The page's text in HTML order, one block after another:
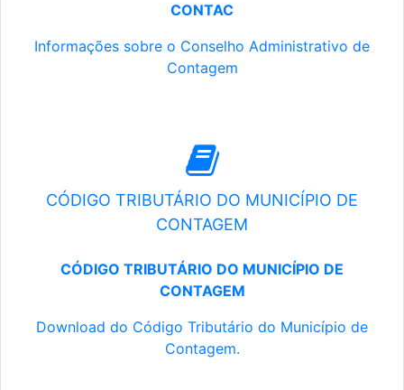
CONTAC
Informações sobre o Conselho Administrativo de
Contagem
CÓDIGO TRIBUTÁRIO DO MUNICÍPIO DE
CONTAGEM
CÓDIGO TRIBUTÁRIO DO MUNICÍPIO DE
CONTAGEM
Download do Código Tributário do Município de
Contagem.